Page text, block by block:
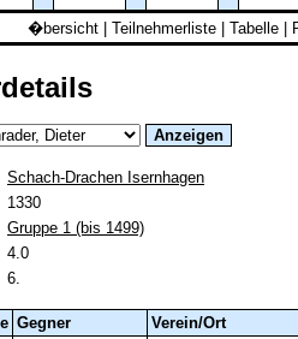
�bersicht| Teilnehmerliste| Tabelle|
Schach-Drachen Isernhagen
1330
Gruppe 1 (bis 1499)
4.0
6.
Gegner
Verein/Ort